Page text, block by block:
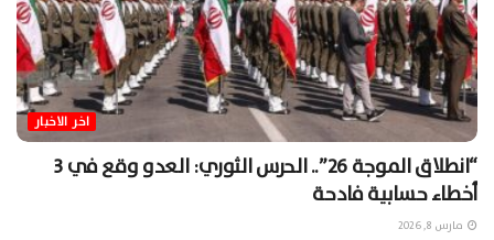
اخر الاخبار
“انطلاق الموجة 26”.. الحرس الثوري: العدو وقع في 3
أخطاء حسابية فادحة
مارس 8, 2026